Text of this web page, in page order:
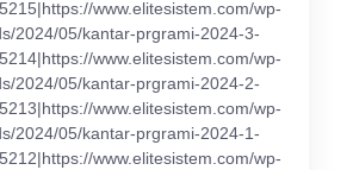
www.elitesistem.com/wp-
2024/05/kantar-prgrami-2024-3-
www.elitesistem.com/wp-
2024/05/kantar-prgrami-2024-2-
www.elitesistem.com/wp-
2024/05/kantar-prgrami-2024-1-
www.elitesistem.com/wp-